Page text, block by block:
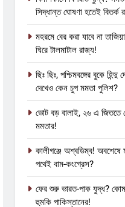
সিদ্ধান্ত ঘোষণা হতেই বিতর্ক
মহরমে বের করা যাবে না
ঘিরে টালমাটাল রাজ্য!
ছিঃ ছিঃ, পশ্চিমবঙ্গের বুকে
দেখেও কেন চুপ মমতা পুলিশ?
ভোট বড় বালাই, ২৬ এ জিততে
মমতার!
কালীগঞ্জে অশ্বডিম্ব! অবশেষে
পথেই বাম-কংগ্রেস?
ফের শুরু ভারত-পাক যুদ্ধ? কোমর
হুমকি পাকিস্তানের!